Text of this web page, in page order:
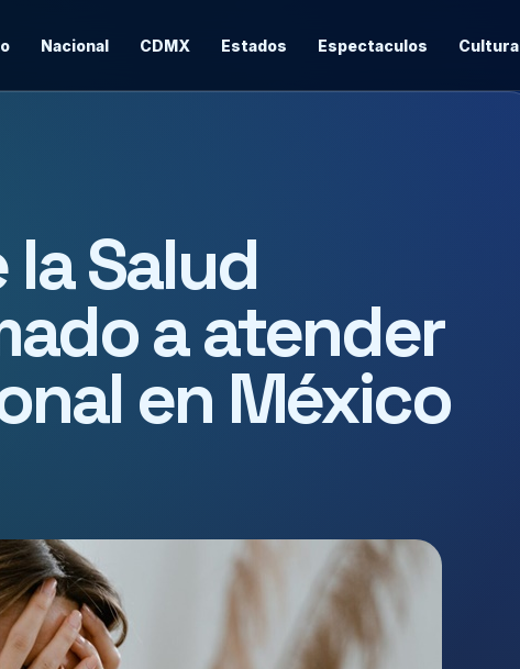
Nacional CDMX Estados Espectaculos Cultura
Salud
a atender
en México